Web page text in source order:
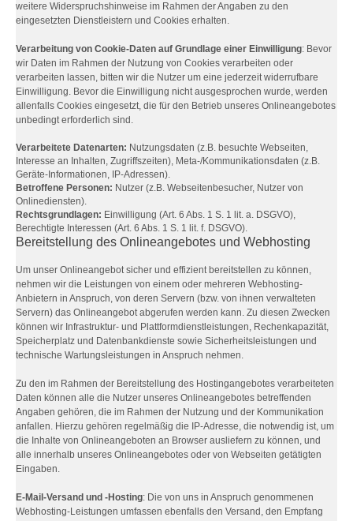
weitere Widerspruchshinweise im Rahmen der Angaben zu den
eingesetzten Dienstleistern und Cookies erhalten.
Verarbeitung von Cookie-Daten auf Grundlage einer Einwilligung: Bevor
wir Daten im Rahmen der Nutzung von Cookies verarbeiten oder
verarbeiten lassen, bitten wir die Nutzer um eine jederzeit widerrufbare
Einwilligung. Bevor die Einwilligung nicht ausgesprochen wurde, werden
allenfalls Cookies eingesetzt, die für den Betrieb unseres Onlineangebotes
unbedingt erforderlich sind.
Verarbeitete Datenarten: Nutzungsdaten (z.B. besuchte Webseiten,
Interesse an Inhalten, Zugriffszeiten), Meta-/Kommunikationsdaten (z.B.
Geräte-Informationen, IP-Adressen).
Betroffene Personen: Nutzer (z.B. Webseitenbesucher, Nutzer von
Onlinediensten).
Rechtsgrundlagen: Einwilligung (Art. 6 Abs. 1 S. 1 lit. a. DSGVO),
Berechtigte Interessen (Art. 6 Abs. 1 S. 1 lit. f. DSGVO).
Bereitstellung des Onlineangebotes und Webhosting
Um unser Onlineangebot sicher und effizient bereitstellen zu können,
nehmen wir die Leistungen von einem oder mehreren Webhosting-
Anbietern in Anspruch, von deren Servern (bzw. von ihnen verwalteten
Servern) das Onlineangebot abgerufen werden kann. Zu diesen Zwecken
können wir Infrastruktur- und Plattformdienstleistungen, Rechenkapazität,
Speicherplatz und Datenbankdienste sowie Sicherheitsleistungen und
technische Wartungsleistungen in Anspruch nehmen.
Zu den im Rahmen der Bereitstellung des Hostingangebotes verarbeiteten
Daten können alle die Nutzer unseres Onlineangebotes betreffenden
Angaben gehören, die im Rahmen der Nutzung und der Kommunikation
anfallen. Hierzu gehören regelmäßig die IP-Adresse, die notwendig ist, um
die Inhalte von Onlineangeboten an Browser ausliefern zu können, und
alle innerhalb unseres Onlineangebotes oder von Webseiten getätigten
Eingaben.
E-Mail-Versand und -Hosting: Die von uns in Anspruch genommenen
Webhosting-Leistungen umfassen ebenfalls den Versand, den Empfang